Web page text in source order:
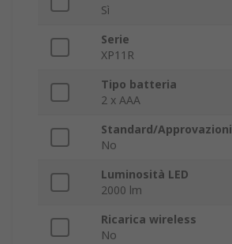
Sì
Serie
XP11R
Tipo batteria
2 x AAA
Standard/Approvazioni
No
Luminosità LED
2000 lm
Ricarica wireless
No